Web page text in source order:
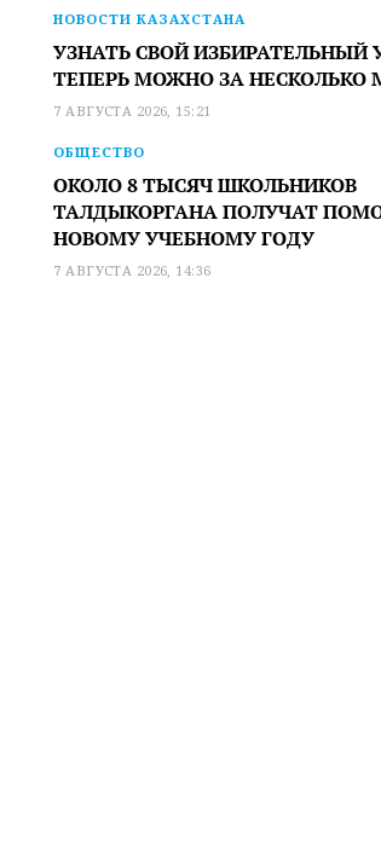
НОВОСТИ КАЗАХСТАНА
УЗНАТЬ СВОЙ ИЗБИРАТЕЛЬНЫЙ
ТЕПЕРЬ МОЖНО ЗА НЕСКОЛЬКО
7 АВГУСТА 2026, 15:21
ОБЩЕСТВО
ОКОЛО 8 ТЫСЯЧ ШКОЛЬНИКОВ
ТАЛДЫКОРГАНА ПОЛУЧАТ
НОВОМУ УЧЕБНОМУ ГОДУ
7 АВГУСТА 2026, 14:36